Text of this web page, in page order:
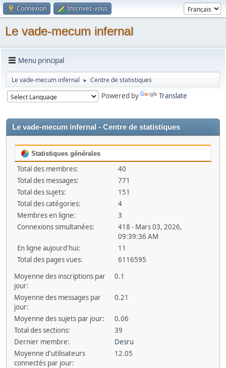
Connexion Inscrivez-vous
Le vade-mecum infernal
Menu principal
Le vade-mecum infernal ► Centre de statistiques
Powered by Translate
Le vade-mecum infernal - Centre de statistiques
Statistiques générales
Total des membres:
40
Total des messages:
771
Total des sujets:
151
Total des catégories:
4
Membres en ligne:
3
Connexions simultanées:
418 - Mars 03, 2026,
09:39:36 AM
En ligne aujourd'hui:
11
Total des pages vues:
6116595
Moyenne des inscriptions par
jour:
0.1
Moyenne des messages par
jour:
0.21
Moyenne des sujets par jour:
0.06
Total des sections:
39
Dernier membre:
Desru
Moyenne d'utilisateurs
connectés par jour:
12.05